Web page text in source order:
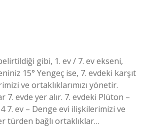
gibi, 1. ev / 7. ev ekseni,
15° Yengeç ise, 7. evdeki karşıt
ve ortaklıklarımızı yönetir.
evde yer alır. 7. evdeki Plüton –
ev – Denge evi ilişkilerimizi ve
türden bağlı ortaklıklar…